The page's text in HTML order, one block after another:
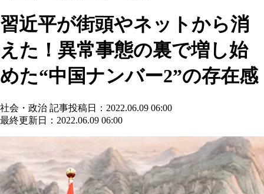
習近平が街頭やネットから消
えた！異常事態の裏で増し始
めた“中国ナンバー2”の存在感
社会・政治 記事投稿日：2022.06.09 06:00
最終更新日：2022.06.09 06:00